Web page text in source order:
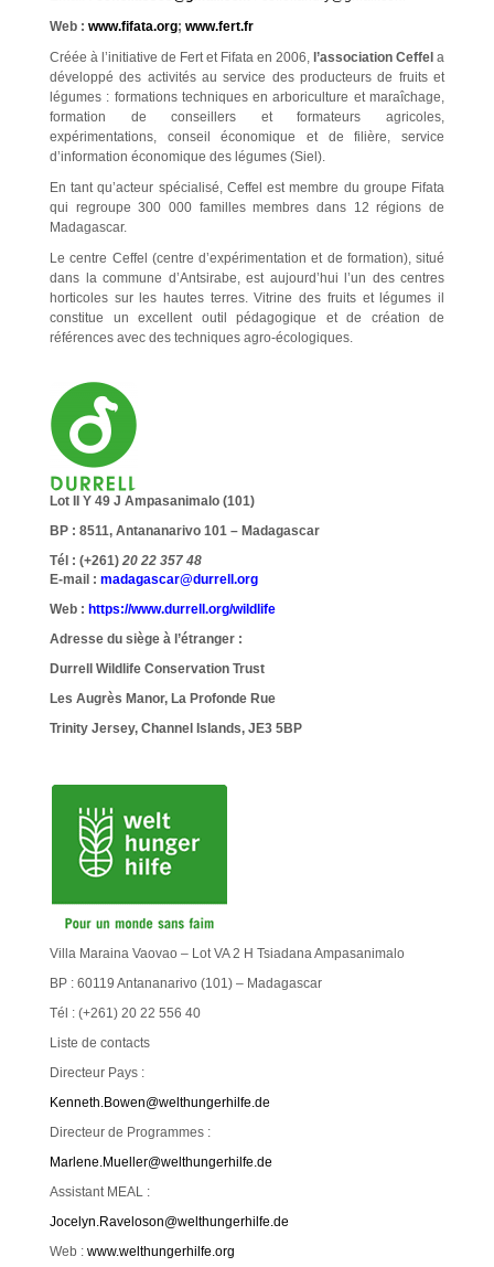
Web : www.fifata.org; www.fert.fr
Créée à l’initiative de Fert et Fifata en 2006, l’association Ceffel a
développé des activités au service des producteurs de fruits et
légumes : formations techniques en arboriculture et maraîchage,
formation de conseillers et formateurs agricoles,
expérimentations, conseil économique et de filière, service
d’information économique des légumes (Siel).
En tant qu’acteur spécialisé, Ceffel est membre du groupe Fifata
qui regroupe 300 000 familles membres dans 12 régions de
Madagascar.
Le centre Ceffel (centre d’expérimentation et de formation), situé
dans la commune d’Antsirabe, est aujourd’hui l’un des centres
horticoles sur les hautes terres. Vitrine des fruits et légumes il
constitue un excellent outil pédagogique et de création de
références avec des techniques agro-écologiques.
Lot II Y 49 J Ampasanimalo (101)
BP : 8511, Antananarivo 101 – Madagascar
Tél : (+261) 20 22 357 48
E-mail : madagascar@durrell.org
Web : https://www.durrell.org/wildlife
Adresse du siège à l’étranger :
Durrell Wildlife Conservation Trust
Les Augrès Manor, La Profonde Rue
Trinity Jersey, Channel Islands, JE3 5BP
Villa Maraina Vaovao – Lot VA 2 H Tsiadana Ampasanimalo
BP : 60119 Antananarivo (101) – Madagascar
Tél : (+261) 20 22 556 40
Liste de contacts
Directeur Pays :
Kenneth.Bowen@welthungerhilfe.de
Directeur de Programmes :
Marlene.Mueller@welthungerhilfe.de
Assistant MEAL :
Jocelyn.Raveloson@welthungerhilfe.de
Web : www.welthungerhilfe.org